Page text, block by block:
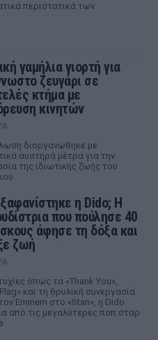
περιστατικά των
γαμήλια γιορτή για
ζευγάρι σε
κτήμα με
κινητών
διοργανώθηκε με
αυστηρά μέτρα για την
της ιδιωτικής ζωής του
η Dido; Η
που πούλησε 40
άφησε τη δόξα και
ζωή
όπως τα «Thank You»,
και τη θρυλική συνεργασία
Eminem στο «Stan», η Dido
από τις μεγαλύτερες ποπ σταρ